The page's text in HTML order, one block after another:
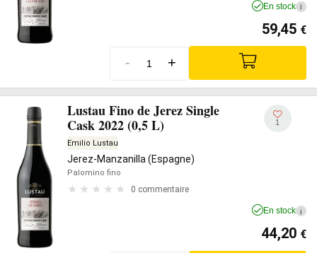
En stock i
59,45 €
- +
Lustau Fino de Jerez Single
Cask 2022 (0,5 L)
Emilio Lustau
Jerez-Manzanilla (Espagne)
Palomino fino
0 commentaire
1
En stock i
44,20 €